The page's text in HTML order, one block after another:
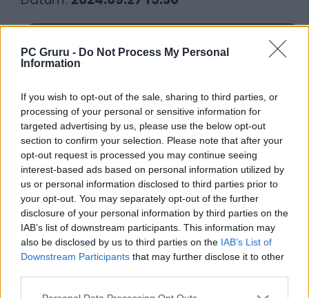
PC Gruru - Do Not Process My Personal
Information
If you wish to opt-out of the sale, sharing to third parties, or
processing of your personal or sensitive information for
targeted advertising by us, please use the below opt-out
section to confirm your selection. Please note that after your
opt-out request is processed you may continue seeing
interest-based ads based on personal information utilized by
us or personal information disclosed to third parties prior to
your opt-out. You may separately opt-out of the further
disclosure of your personal information by third parties on the
IAB’s list of downstream participants. This information may
also be disclosed by us to third parties on the IAB’s List of
Downstream Participants that may further disclose it to other
Csapd be az AI-t! Állítsd be itt, hogy a PC
Guru tartalmairól véletlenül se maradj le
KAPCSOLÓDÓ HÍREK
2024-ben hatalmas profitot hoznak a
Sonynak a digitális eladások
A digitális játékok ma már népszerűbbek,
mint a lemezesek
LEGFRISSEBB VIDEÓNK